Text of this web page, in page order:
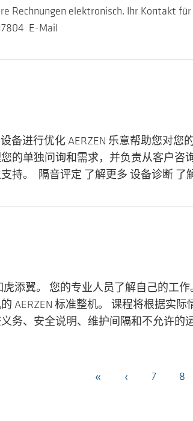
Rechnungen elektronisch. Ihr Kontakt für
E-Mail
备进行优化 AERZEN 乐意帮助您对
的单独问询和需求，并负责从客户
持。 隔音评定 了解更多 设备诊断 了
添翼。 您的专业人员了解自己的工
AERZEN 标准整机。 课程将根据实
务、安全说明、维护间隔和不允许的
« ‹ 7 8